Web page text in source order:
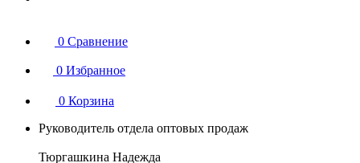
0 Сравнение
0 Избранное
0 Корзина
Руководитель отдела оптовых продаж
Тюргашкина Надежда